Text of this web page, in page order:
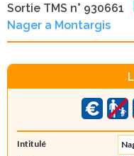
Sortie TMS n° 930661
Nager a Montargis
Intitulé